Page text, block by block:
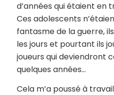
d’années qui étaient en
Ces adolescents
fantasme de la guerre,
les jours et pourtant ils
joueurs qui deviendront
quelques années…
Cela m’a poussé à